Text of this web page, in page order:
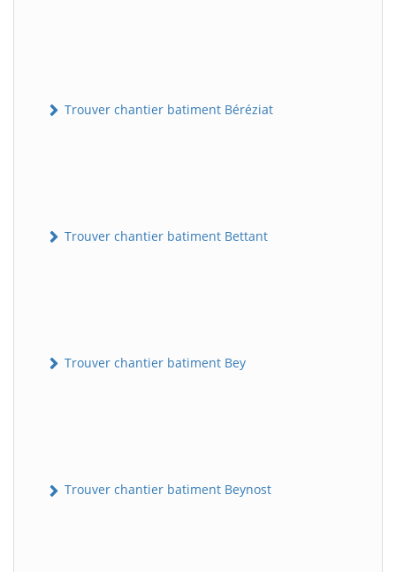
Trouver chantier batiment Béréziat
Trouver chantier batiment Bettant
Trouver chantier batiment Bey
Trouver chantier batiment Beynost